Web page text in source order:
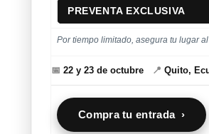
PREVENTA EXCLUSIVA
Por tiempo limitado, asegura tu lugar
📅 22 y 23 de octubre 📍 Quito,
Compra tu entrada ›